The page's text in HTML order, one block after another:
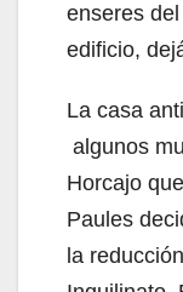
enseres
edificio,
La casa
algunos
Horcajo
Paules
la